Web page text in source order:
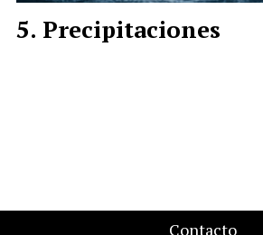
Precipitaciones
Contacto